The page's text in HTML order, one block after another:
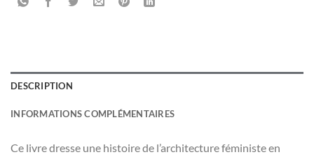
DESCRIPTION
INFORMATIONS COMPLÉMENTAIRES
Ce livre dresse une histoire de l’architecture féministe en